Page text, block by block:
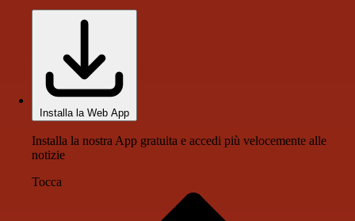
Installa la Web App
Installa la nostra App gratuita e accedi più velocemente alle
notizie
Tocca